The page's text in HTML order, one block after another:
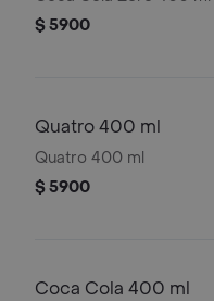
$ 5900
Quatro 400 ml
Quatro 400 ml
$ 5900
Coca Cola 400 ml